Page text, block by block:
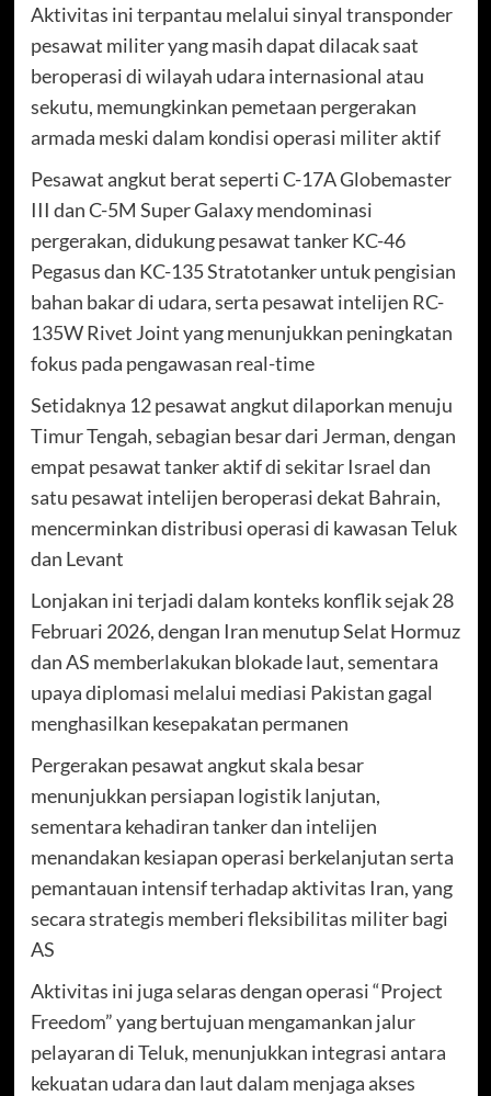
Aktivitas ini terpantau melalui sinyal transponder
pesawat militer yang masih dapat dilacak saat
beroperasi di wilayah udara internasional atau
sekutu, memungkinkan pemetaan pergerakan
armada meski dalam kondisi operasi militer aktif
Pesawat angkut berat seperti C-17A Globemaster
III dan C-5M Super Galaxy mendominasi
pergerakan, didukung pesawat tanker KC-46
Pegasus dan KC-135 Stratotanker untuk pengisian
bahan bakar di udara, serta pesawat intelijen RC-
135W Rivet Joint yang menunjukkan peningkatan
fokus pada pengawasan real-time
Setidaknya 12 pesawat angkut dilaporkan menuju
Timur Tengah, sebagian besar dari Jerman, dengan
empat pesawat tanker aktif di sekitar Israel dan
satu pesawat intelijen beroperasi dekat Bahrain,
mencerminkan distribusi operasi di kawasan Teluk
dan Levant
Lonjakan ini terjadi dalam konteks konflik sejak 28
Februari 2026, dengan Iran menutup Selat Hormuz
dan AS memberlakukan blokade laut, sementara
upaya diplomasi melalui mediasi Pakistan gagal
menghasilkan kesepakatan permanen
Pergerakan pesawat angkut skala besar
menunjukkan persiapan logistik lanjutan,
sementara kehadiran tanker dan intelijen
menandakan kesiapan operasi berkelanjutan serta
pemantauan intensif terhadap aktivitas Iran, yang
secara strategis memberi fleksibilitas militer bagi
AS
Aktivitas ini juga selaras dengan operasi “Project
Freedom” yang bertujuan mengamankan jalur
pelayaran di Teluk, menunjukkan integrasi antara
kekuatan udara dan laut dalam menjaga akses